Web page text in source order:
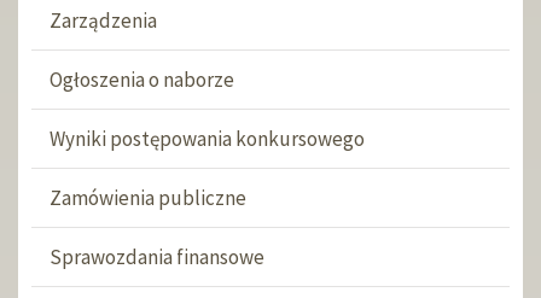
Zarządzenia
Ogłoszenia o naborze
Wyniki postępowania konkursowego
Zamówienia publiczne
Sprawozdania finansowe